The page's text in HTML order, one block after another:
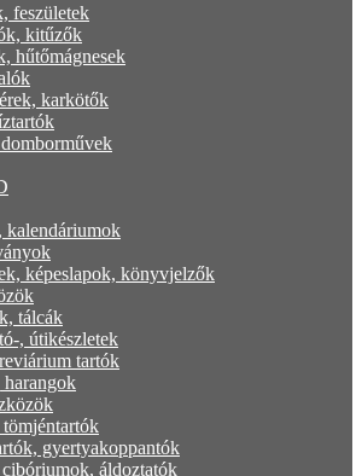
feszületek
kitűzők
hűtőmágnesek
karkötők
kalendáriumok
képeslapok, könyvjelzők
tálcák
, útikészletek
tartók
gyertyakoppantók
áldoztatók